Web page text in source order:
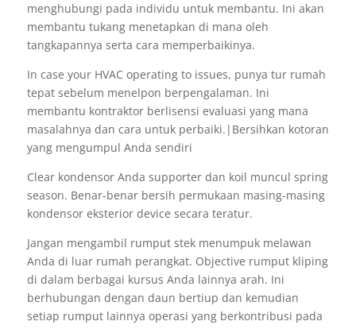
menghubungi pada individu untuk membantu. Ini akan
membantu tukang menetapkan di mana oleh
tangkapannya serta cara memperbaikinya.
In case your HVAC operating to issues, punya tur rumah
tepat sebelum menelpon berpengalaman. Ini
membantu kontraktor berlisensi evaluasi yang mana
masalahnya dan cara untuk perbaiki.|Bersihkan kotoran
yang mengumpul Anda sendiri
Clear kondensor Anda supporter dan koil muncul spring
season. Benar-benar bersih permukaan masing-masing
kondensor eksterior device secara teratur.
Jangan mengambil rumput stek menumpuk melawan
Anda di luar rumah perangkat. Objective rumput kliping
di dalam berbagai kursus Anda lainnya arah. Ini
berhubungan dengan daun bertiup dan kemudian
setiap rumput lainnya operasi yang berkontribusi pada